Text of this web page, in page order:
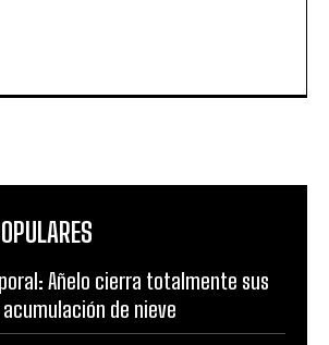
Añelo cierra totalmente sus
de nieve